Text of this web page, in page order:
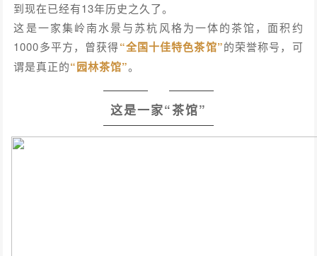
到现在已经有13年历史之久了。
这是一家集岭南水景与苏杭风格为一体的茶馆，面积约
1000多平方，曾获得“全国十佳特色茶馆”的荣誉称号，可
谓是真正的“园林茶馆”。
这是一家“茶馆”